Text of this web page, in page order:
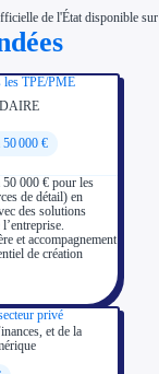
de l'État disponible
les TPE/PME
000 €
000 € pour les
de détail) en
des solutions
et accompagnement
de création
privé
et de la